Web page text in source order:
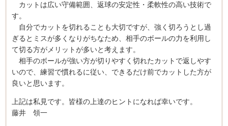
カットは広い守備範囲、返球の安定性・柔軟性の高い技術で
す。
自分でカットを切れることも大切ですが、強く切ろうとし過
ぎるとミスが多くなりがちなため、相手のボールの力を利用し
て切る方がメリットが多いと考えます。
相手のボールが強い方が切りやすく切れたカットで返しやす
いので、練習で慣れるに従い、できるだけ前でカットした方が
良いと思います。
上記は私見です。皆様の上達のヒントになれば幸いです。
藤井 領一